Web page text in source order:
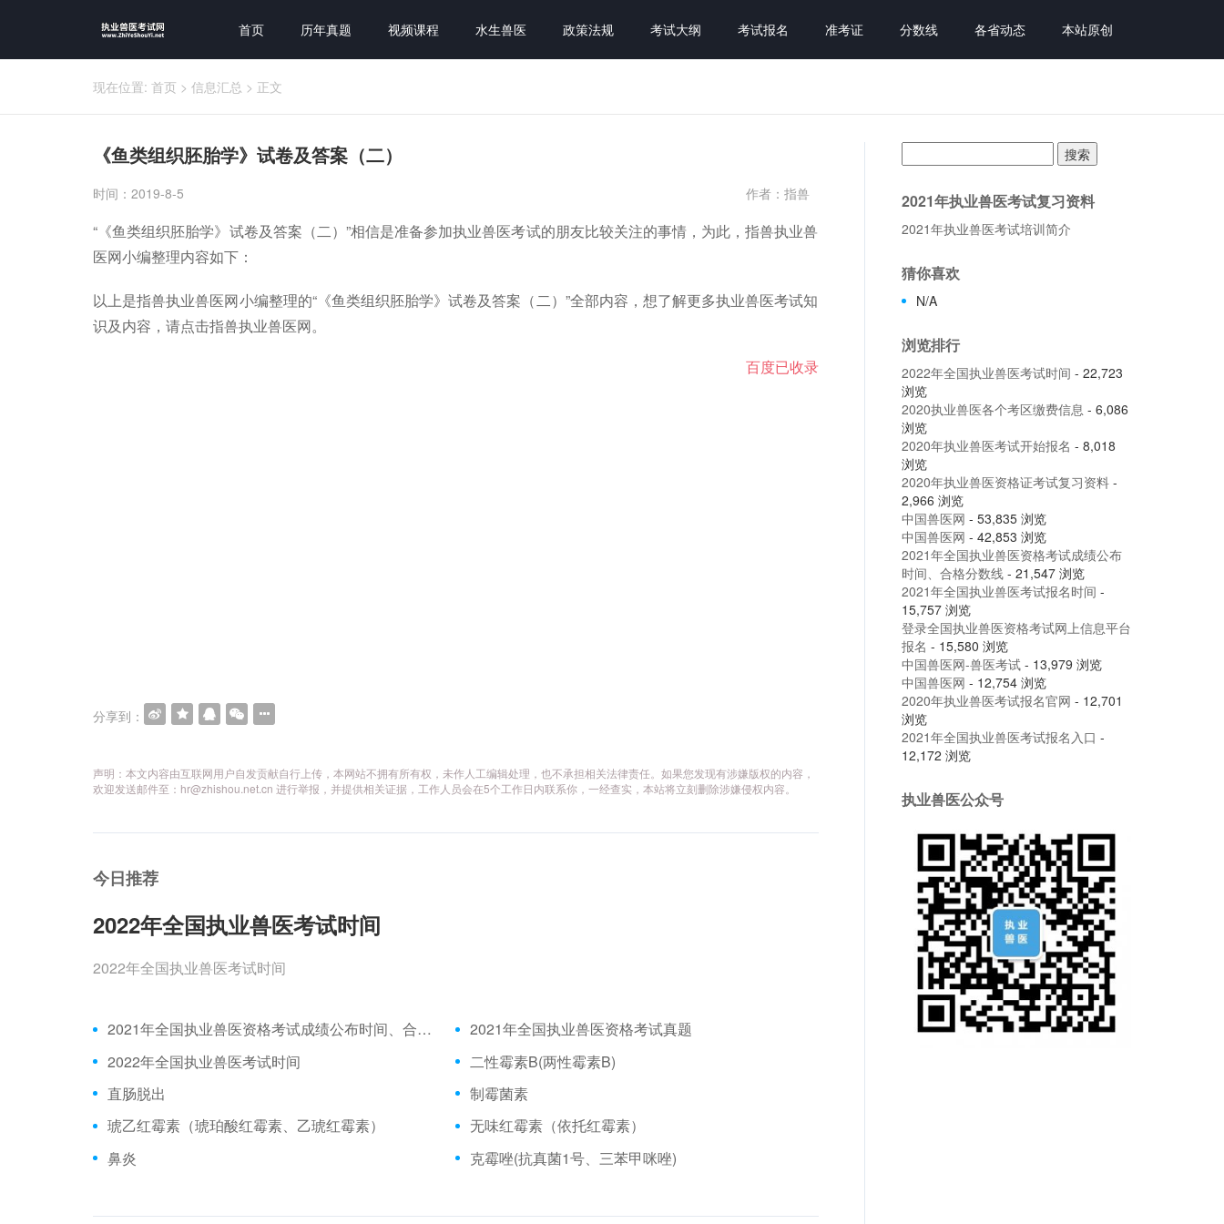
首页 历年真题 视频课程 水生兽医 政策法规 考试大纲 考试报名 准考证 分数线 各省动态 本站原创
现在位置: 首页 > 信息汇总 > 正文
《鱼类组织胚胎学》试卷及答案（二）
时间：2019-8-5 作者：指兽
“《鱼类组织胚胎学》试卷及答案（二）”相信是准备参加执业兽医考试的朋友比较关注的事情，为此，指兽执业兽
医网小编整理内容如下：
以上是指兽执业兽医网小编整理的“《鱼类组织胚胎学》试卷及答案（二）”全部内容，想了解更多执业兽医考试知
识及内容，请点击指兽执业兽医网。
百度已收录
分享到：
声明：本文内容由互联网用户自发贡献自行上传，本网站不拥有所有权，未作人工编辑处理，也不承担相关法律责任。如果您发现有涉嫌版权的内容，
欢迎发送邮件至：hr@zhishou.net.cn 进行举报，并提供相关证据，工作人员会在5个工作日内联系你，一经查实，本站将立刻删除涉嫌侵权内容。
今日推荐
2022年全国执业兽医考试时间
2022年全国执业兽医考试时间
2021年全国执业兽医资格考试成绩公布时间、合格分数线
2021年全国执业兽医资格考试真题
2022年全国执业兽医考试时间
二性霉素B(两性霉素B)
直肠脱出
制霉菌素
琥乙红霉素（琥珀酸红霉素、乙琥红霉素）
无味红霉素（依托红霉素）
鼻炎
克霉唑(抗真菌1号、三苯甲咪唑)
索：
2021年执业兽医考试复习资料
2021年执业兽医考试培训简介
猜你喜欢
N/A
浏览排行
2022年全国执业兽医考试时间 - 22,723
浏览
2020执业兽医各个考区缴费信息 - 6,086
浏览
2020年执业兽医考试开始报名 - 8,018
浏览
2020年执业兽医资格证考试复习资料-
2,966 浏览
中国兽医网 - 53,835 浏览
中国兽医网 - 42,853 浏览
2021年全国执业兽医资格考试成绩公布
时间、合格分数线- 21,547 浏览
2021年全国执业兽医考试报名时间 -
15,757 浏览
登录全国执业兽医资格考试网上信息平台
报名 - 15,580 浏览
中国兽医网-兽医考试- 13,979 浏览
中国兽医网 - 12,754 浏览
2020年执业兽医考试报名官网 - 12,701
浏览
2021年全国执业兽医考试报名入口 -
12,172 浏览
执业兽医公众号